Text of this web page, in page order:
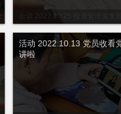
会议 2022.10.25 投资管理党支
活动 2022.10.13 党员收看
讲啦